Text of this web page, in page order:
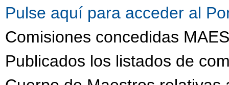
Pulse aquí para acceder al
Comisiones concedidas
Publicados los listados de